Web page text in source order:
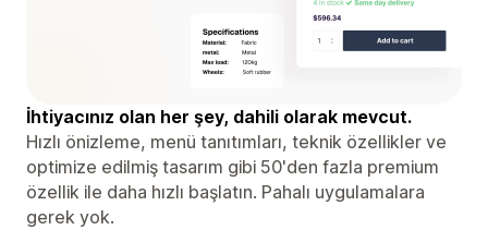
İhtiyacınız olan her şey, dahili olarak mevcut.
Hızlı önizleme, menü tanıtımları, teknik özellikler ve
optimize edilmiş tasarım gibi 50'den fazla premium
özellik ile daha hızlı başlatın. Pahalı uygulamalara
gerek yok.